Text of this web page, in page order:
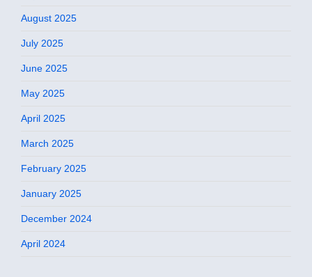
August 2025
July 2025
June 2025
May 2025
April 2025
March 2025
February 2025
January 2025
December 2024
April 2024